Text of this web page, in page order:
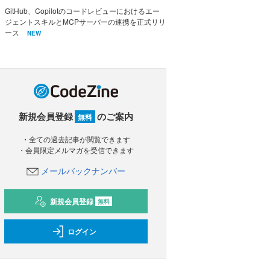
GitHub、Copilotのコードレビューにおけるエー
ジェントスキルとMCPサーバーの連携を正式リリ
ース
NEW
新規会員登録 無料 のご案内
・全ての過去記事が閲覧できます
・会員限定メルマガを受信できます
メールバックナンバー
新規会員登録 無料
ログイン